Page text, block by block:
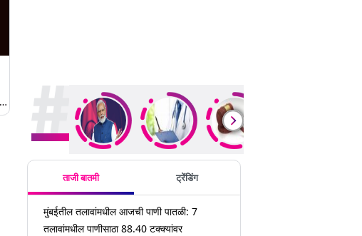
ताजी बातमी ट्रेंडिंग
मुंबईतील तलावांमधील आजची पाणी पातळी: 7
तलावांमधील पाणीसाठा 88.40 टक्क्यांवर